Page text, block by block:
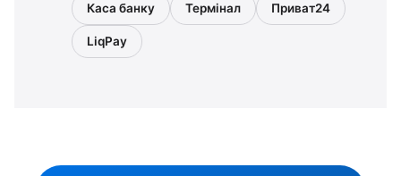
Каса банку Термінал Приват24
LiqPay